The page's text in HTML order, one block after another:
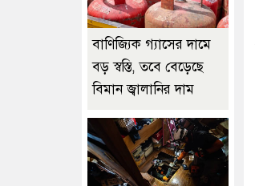
বাণিজ্যিক গ্যাসের দামে
বড় স্বস্তি, তবে বেড়েছে
বিমান জ্বালানির দাম